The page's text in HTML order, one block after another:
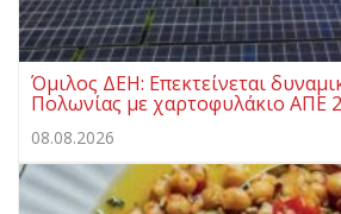
Όμιλος ΔΕΗ: Επεκτείνεται
Πολωνίας με χαρτοφυλάκιο ΑΠΕ
08.08.2026